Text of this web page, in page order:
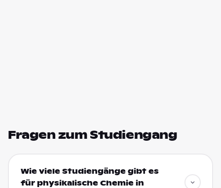
Fragen zum Studiengang
Wie viele Studiengänge gibt es
für physikalische Chemie in